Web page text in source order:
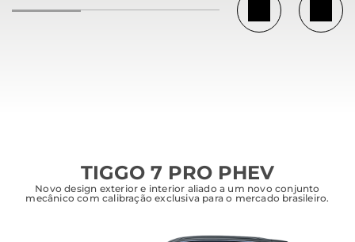
TIGGO 7 PRO PHEV
Novo design exterior e interior aliado a um novo conjunto
mecânico com calibração exclusiva para o mercado brasileiro.